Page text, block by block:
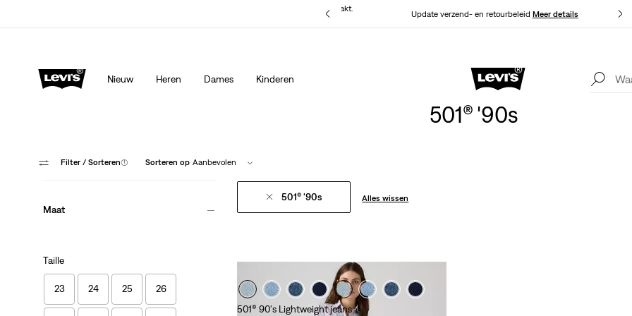
Update verzend- en retourbeleid Meer details
Levi's App. Het beste van Levi’s®, speciaal voor jou op maat gemaakt.
Nieuw Heren Dames Kinderen
Levi's App. Het beste van Levi’s®, speciaal voor jou op maat gemaakt.
Meer details
501® '90s
Filter / Sorteren(1) Sorteren op Aanbevolen
Maat
Taille
23 24 25 26
501® '90s Alles wissen
501® 90's Lightweight jeans